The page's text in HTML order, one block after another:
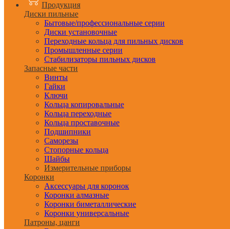
Продукция
Диски пильные
Бытовые/профессиональные серии
Диски установочные
Переходные кольца для пильных дисков
Промышленные серии
Стабилизаторы пильных дисков
Запасные части
Винты
Гайки
Ключи
Кольца копировальные
Кольца переходные
Кольца проставочные
Подшипники
Саморезы
Стопорные кольца
Шайбы
Измерительные приборы
Коронки
Аксессуары для коронок
Коронки алмазные
Коронки биметаллические
Коронки универсальные
Патроны, цанги